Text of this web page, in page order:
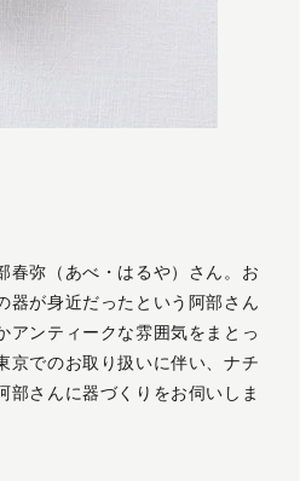
いいなを見つけて具現化するこ
しれません。
起こしています。一つとして同
れの表情をお楽しみくださ
春弥（あべ・はるや）さん。お
器が身近だったという阿部さん
アンティークな雰囲気をまとっ
京でのお取り扱いに伴い、ナチ
部さんに器づくりをお伺いしま